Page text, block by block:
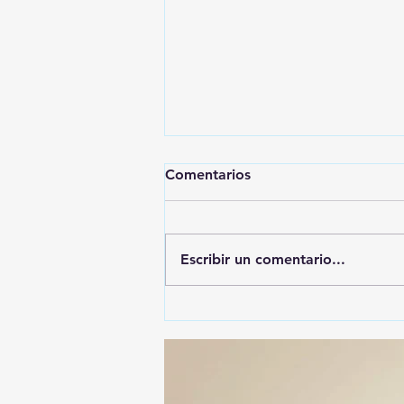
🚨🚔 CAPTURAN EN PUEBLA
A PRESUNTO
Comentarios
Escribir un comentario...